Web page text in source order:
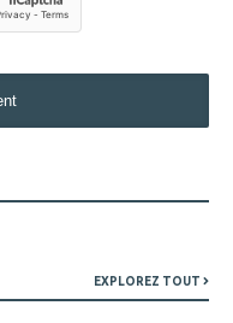
EXPLOREZ TOUT